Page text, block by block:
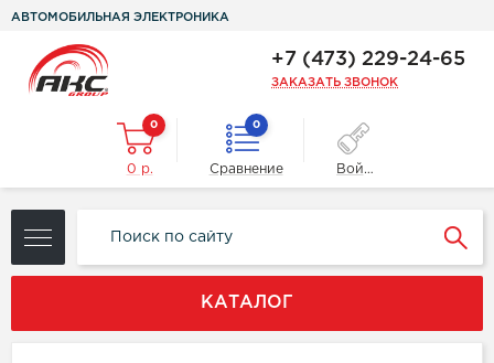
АВТОМОБИЛЬНАЯ ЭЛЕКТРОНИКА
+7 (473) 229-24-65
ЗАКАЗАТЬ ЗВОНОК
0
0 р.
0
Сравнение Войти
КАТАЛОГ